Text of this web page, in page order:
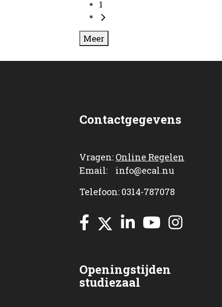
1
Meer
Contactgegevens
Vragen: Online Regelen
Email: info@ecal.nu
Telefoon: 0314-787078
Openingstijden
studiezaal